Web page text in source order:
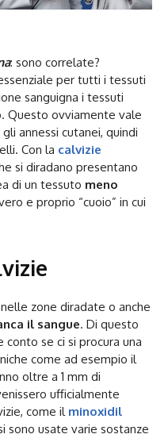
: sono correlate?
per tutti i tessuti
sanguigna i tessuti
Questo ovviamente vale
annessi cutanei, quindi
Con la calvizie
si diradano presentano
di un tessuto meno
e proprio “cuoio” in cui
zone diradate o anche
il sangue. Di questo
se ci si procura una
come ad esempio il
oltre a 1 mm di
ufficialmente
come il minoxidil
sono usate varie sostanze